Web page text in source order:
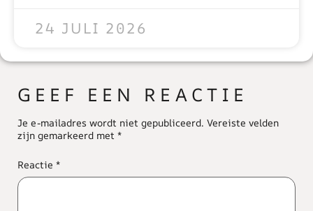
24 JULI 2026
GEEF EEN REACTIE
Je e-mailadres wordt niet gepubliceerd. Vereiste velden
zijn gemarkeerd met *
Reactie *